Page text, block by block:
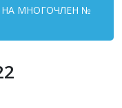
НА МНОГОЧЛЕН №